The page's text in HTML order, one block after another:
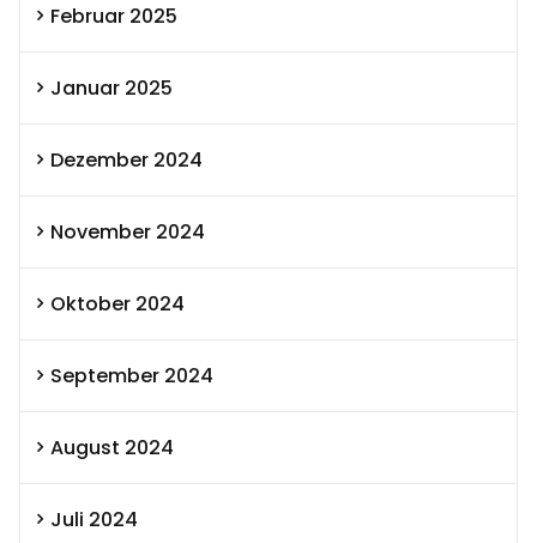
Februar 2025
Januar 2025
Dezember 2024
November 2024
Oktober 2024
September 2024
August 2024
Juli 2024